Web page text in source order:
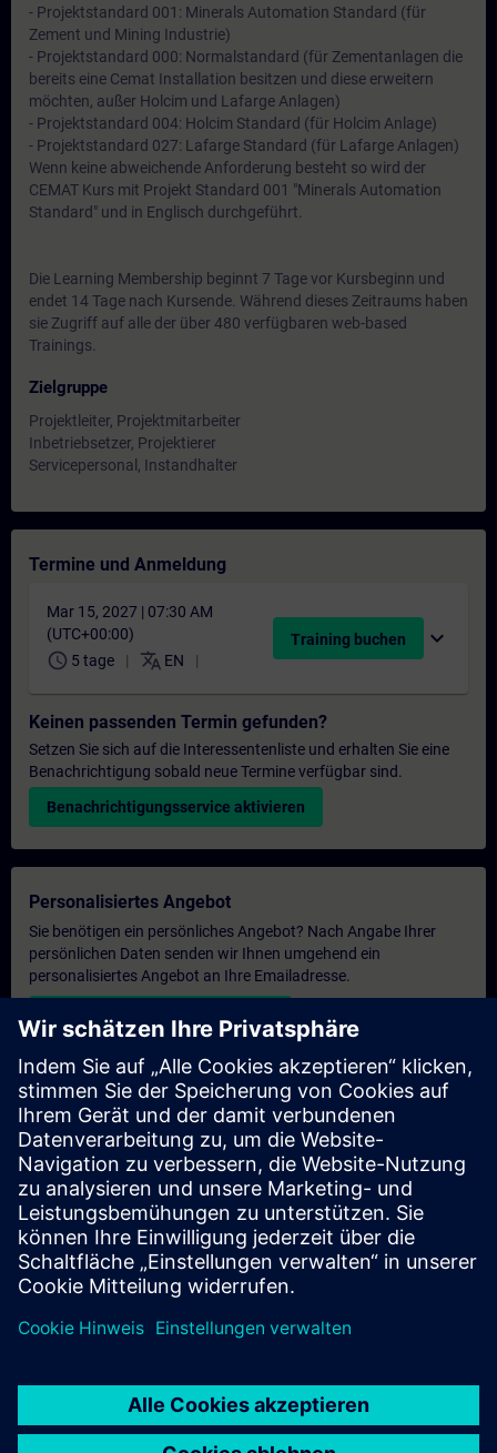
- Projektstandard 001: Minerals Automation Standard (für
Zement und Mining Industrie)
- Projektstandard 000: Normalstandard (für Zementanlagen die
bereits eine Cemat Installation besitzen und diese erweitern
möchten, außer Holcim und Lafarge Anlagen)
- Projektstandard 004: Holcim Standard (für Holcim Anlage)
- Projektstandard 027: Lafarge Standard (für Lafarge Anlagen)
Wenn keine abweichende Anforderung besteht so wird der
CEMAT Kurs mit Projekt Standard 001 "Minerals Automation
Standard" und in Englisch durchgeführt.
Die Learning Membership beginnt 7 Tage vor Kursbeginn und
endet 14 Tage nach Kursende. Während dieses Zeitraums haben
sie Zugriff auf alle der über 480 verfügbaren web-based
Trainings.
Zielgruppe
Projektleiter, Projektmitarbeiter
Inbetriebsetzer, Projektierer
Servicepersonal, Instandhalter
Termine und Anmeldung
Mar 15, 2027 | 07:30 AM
(UTC+00:00)
schedule 5 tage translate EN
Training buchen expand_more
Keinen passenden Termin gefunden?
Setzen Sie sich auf die Interessentenliste und erhalten Sie eine
Benachrichtigung sobald neue Termine verfügbar sind.
Benachrichtigungsservice aktivieren
Personalisiertes Angebot
Sie benötigen ein persönliches Angebot? Nach Angabe Ihrer
persönlichen Daten senden wir Ihnen umgehend ein
personalisiertes Angebot an Ihre Emailadresse.
Persönliches Angebot zusenden
Anfrage Exklusivtraining
Haben Sie Bedarf an einem höheren Schulungsangebot und
brauchen ein exklusives Training – entweder vor Ort bei Ihnen,
virtuell oder in einem SITRAIN Trainingscenter? Nachdem Sie
uns Ihre persönlichen Daten und Ihren Trainingsbedarf
übermittelt haben, bekommen Sie von uns ein Angebot für eine
exklusive Schulung.
Exklusives Angebot anfragen